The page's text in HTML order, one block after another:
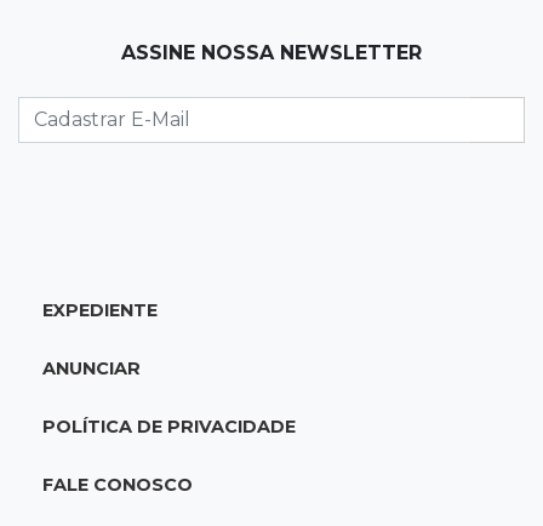
Morte no trânsito e casamento de bisavó são
destaques da semana
Punição de agressores de mulheres precisar
ASSINE NOSSA NEWSLETTER
EXPEDIENTE
ANUNCIAR
POLÍTICA DE PRIVACIDADE
FALE CONOSCO